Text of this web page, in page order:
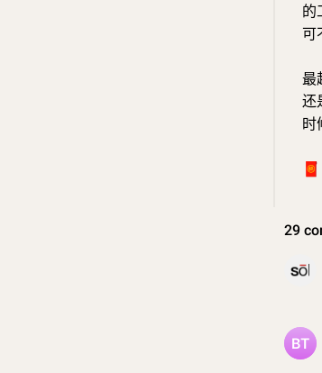
的
可
最
还
时
🧧